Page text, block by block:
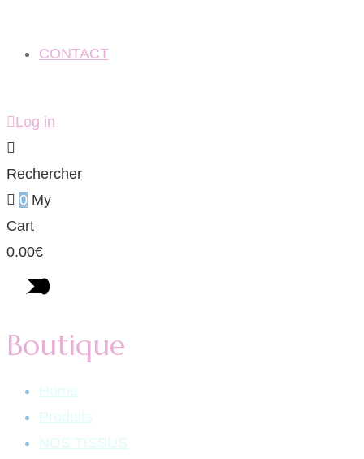
CONTACT
Log in
Rechercher
0 My
Cart
0.00€
Boutique
Home
Produits
NOS TISSUS